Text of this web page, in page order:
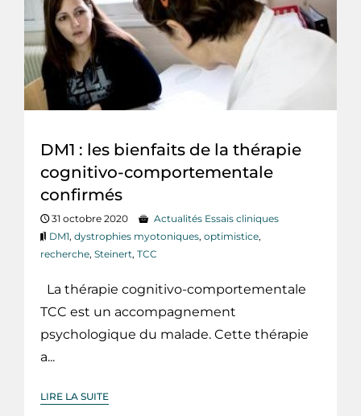
DM1 : les bienfaits de la thérapie
cognitivo-comportementale
confirmés
31 octobre 2020
Actualités Essais cliniques
DM1, dystrophies myotoniques, optimistice,
recherche, Steinert, TCC
La thérapie cognitivo-comportementale
TCC est un accompagnement
psychologique du malade. Cette thérapie
a...
LIRE LA SUITE